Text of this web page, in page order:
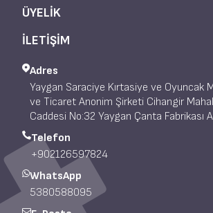
ÜYELIK
İLETİŞİM
Adres
Yaygan Saraciye Kırtasiye ve Oyuncak
ve Ticaret Anonim Şirketi Cihangir
Caddesi No:32 Yaygan Çanta Fabrikası
Telefon
+902126597824
WhatsApp
5380588095